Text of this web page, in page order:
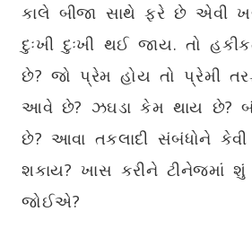
કાલે બીજા સાથે ફરે છે એવી
દુઃખી દુઃખી થઈ જાય. તો
છે? જો પ્રેમ હોય તો પ્રેમી
આવે છે? ઝઘડા કેમ થાય છે?
છે? આવા તકલાદી સંબંધોને કેવી
શકાય? ખાસ કરીને ટીનેજમાં શું
જોઈએ?